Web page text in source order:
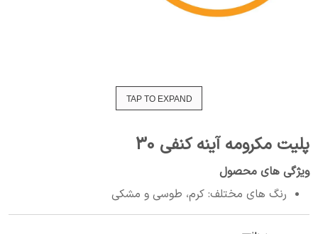
TAP TO EXPAND
پلیت مکرومه آینه کنفی 30
ویژگی های محصول
رنگ های مختلف: کرم، طوسی و مشکی